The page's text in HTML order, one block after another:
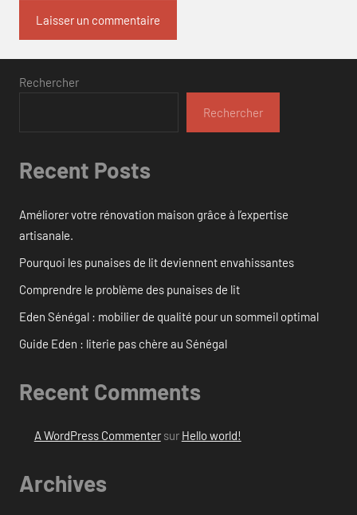
Rechercher
Rechercher
Recent Posts
Améliorer votre rénovation maison grâce à l’expertise
artisanale.
Pourquoi les punaises de lit deviennent envahissantes
Comprendre le problème des punaises de lit
Eden Sénégal : mobilier de qualité pour un sommeil optimal
Guide Eden : literie pas chère au Sénégal
Recent Comments
A WordPress Commentersur Hello world!
Archives